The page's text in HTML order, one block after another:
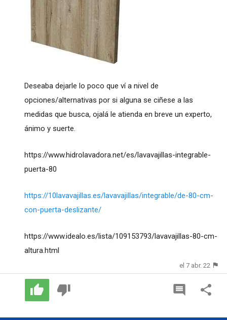
Deseaba dejarle lo poco que ví a nivel de
opciones/alternativas por si alguna se ciñese a las
medidas que busca, ojalá le atienda en breve un experto,
ánimo y suerte.
https://www.hidrolavadora.net/es/lavavajillas-integrable-
puerta-80
https://10lavavajillas.es/lavavajillas/integrable/de-80-cm-
con-puerta-deslizante/
https://www.idealo.es/lista/109153793/lavavajillas-80-cm-
altura.html
el 7 abr. 22